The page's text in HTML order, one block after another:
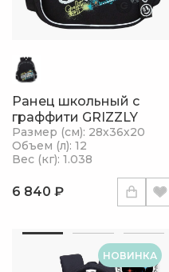
Ранец школьный с
граффити GRIZZLY
Размер (см): 28х36х20
Объем (л): 12
Вес (кг): 1.038
6 840 ₽
НОВИНКА